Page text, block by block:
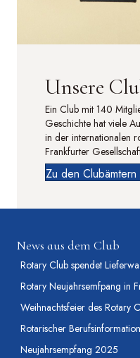
Unsere
Ein Club mit 140
Geschichte hat viele
in der internationalen
Frankfurter
Zu den Clubämtern
News aus dem Club
Rotary Club spendet
Rotary Neujahrsemfpang in
Weihnachtsfeier des Rotary
Rotarischer
Neujahrsempfang 2025